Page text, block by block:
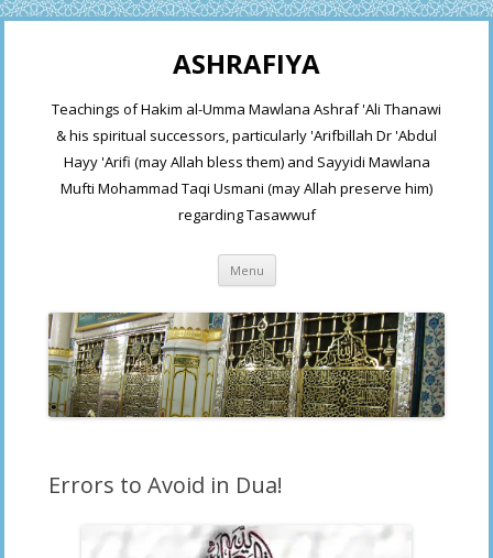
ASHRAFIYA
Teachings of Hakim al-Umma Mawlana Ashraf 'Ali Thanawi
& his spiritual successors, particularly 'Arifbillah Dr 'Abdul
Hayy 'Arifi (may Allah bless them) and Sayyidi Mawlana
Mufti Mohammad Taqi Usmani (may Allah preserve him)
regarding Tasawwuf
Menu Skip
content
Errors to Avoid in Dua!